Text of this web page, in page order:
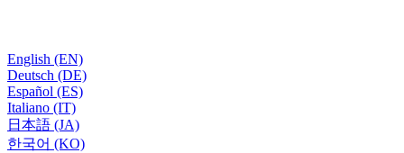
English (EN)
Deutsch (DE)
Español (ES)
Italiano (IT)
日本語 (JA)
한국어 (KO)